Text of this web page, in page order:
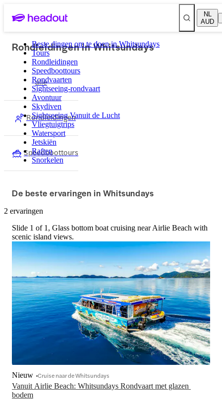
NL
AUD
Beste dingen om te doen in Whitsundays
Tours
Rondleidingen
Speedboottours
Rondvaarten
Sightseeing-rondvaart
Avontuur
Skydiven
Sightseeing Vanuit de Lucht
Vliegtuigtrips
Watersport
Jetskiën
Raften
Snorkelen
Rondleidingen in Whitsundays
alle
Rondleidingen
Speedboottours
De beste ervaringen in Whitsundays
2 ervaringen
Slide 1 of 1, Glass bottom boat cruising near Airlie Beach with
scenic island views.
Vanuit Airlie Beach: Whitsundays Rondvaart met glazen
bodem
Nieuw Cruise naar de Whitsundays